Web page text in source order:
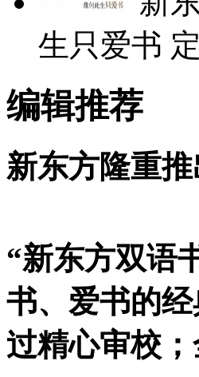
生只爱书
编辑推荐
新东方隆重
“新东方双语
书、爱书的
过精心审校